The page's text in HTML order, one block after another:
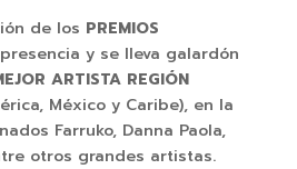
de los PREMIOS
y se lleva galardón
ARTISTA REGIÓN
México y Caribe), en la
Farruko, Danna Paola,
otros grandes artistas.